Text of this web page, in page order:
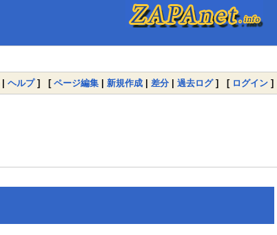
| ヘルプ] [ ページ編集 | 新規作成 | 差分 | 過去ログ] [ ログイン ]